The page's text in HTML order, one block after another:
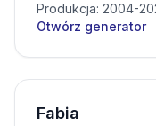
Produkcja: 2004-
Otwórz generator
Fabia